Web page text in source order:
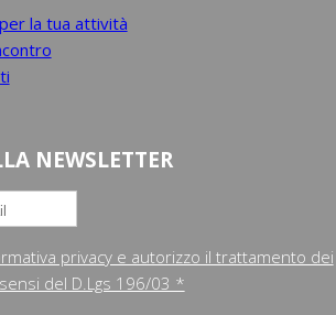
la tua attività
NEWSLETTER
privacy e autorizzo il trattamento dei
del D.Lgs 196/03 *